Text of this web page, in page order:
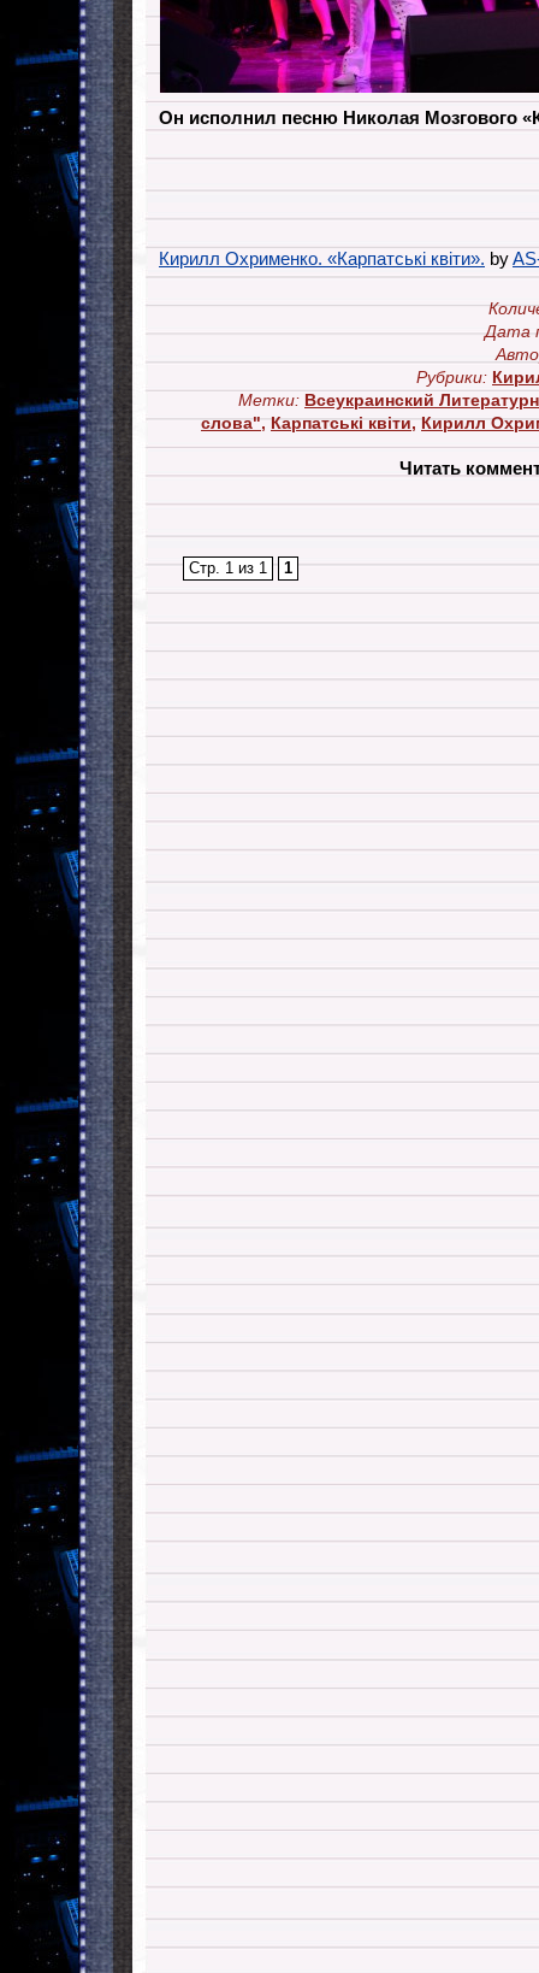
Он исполнил песню Николая Мозгового
Кирилл Охрименко. «Карпатські квіти». by
Дата
Рубрики:
Метки: Всеукраинский
слова",Карпатські квіти,Кирилл
Читать
Стр. 1 из 1 1